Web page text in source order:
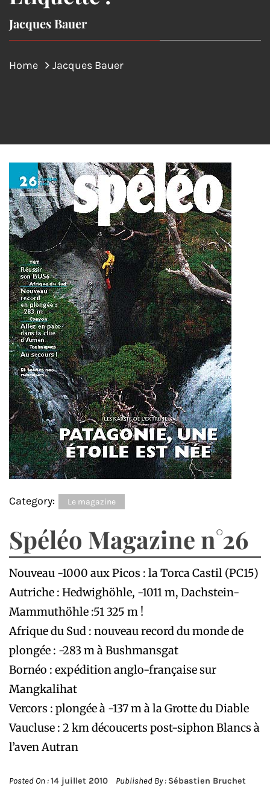
Jacques Bauer
Home Jacques Bauer
Category: Le magazine
Spéléo Magazine n°26
Nouveau -1000 aux Picos : la Torca Castil (PC15)
Autriche : Hedwighöhle, -1011 m, Dachstein-
Mammuthöhle :51 325 m !
Afrique du Sud : nouveau record du monde de
plongée : -283 m à Bushmansgat
Bornéo : expédition anglo-française sur
Mangkalihat
Vercors : plongée à -137 m à la Grotte du Diable
Vaucluse : 2 km découcerts post-siphon Blancs à
l’aven Autran
Posted On :14 juillet 2010 Published By : Sébastien Bruchet